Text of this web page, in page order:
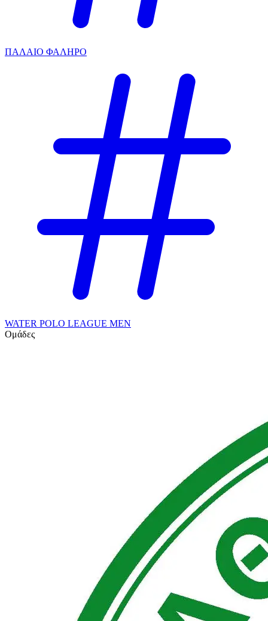
ΠΑΛΑΙΟ ΦΑΛΗΡΟ
WATER POLO LEAGUE MEN
Ομάδες